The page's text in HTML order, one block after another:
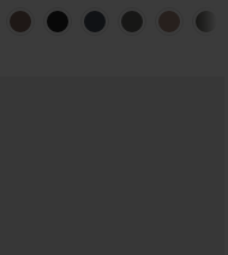
Bund und Seitentasche hinten